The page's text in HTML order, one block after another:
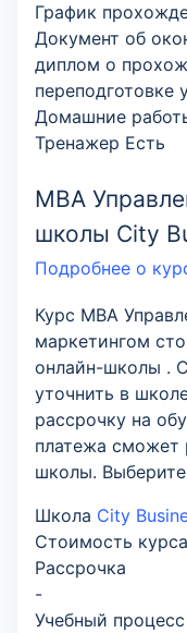
График
Документ об
диплом о
переподготовке
Домашние
Тренажер Есть
MBA
школы City
Подробнее о
Курс MBA
маркетингом
онлайн-школы .
уточнить в
рассрочку на
платежа сможет
школы.
Школа City
Стоимость курса
Рассрочка
-
Учебный процесс